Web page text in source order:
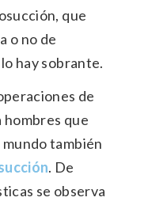
que
o no de
hay sobrante.
de
que
mundo también
. De
se observa